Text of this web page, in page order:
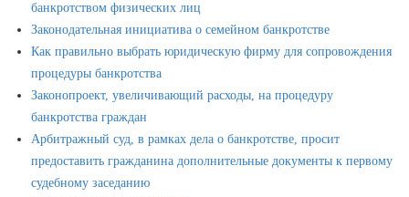
банкротством физических лиц
Законодательная инициатива о семейном банкротстве
Как правильно выбрать юридическую фирму для сопровождения
процедуры банкротства
Законопроект, увеличивающий расходы, на процедуру
банкротства граждан
Арбитражный суд, в рамках дела о банкротстве, просит
предоставить гражданина дополнительные документы к первому
судебному заседанию